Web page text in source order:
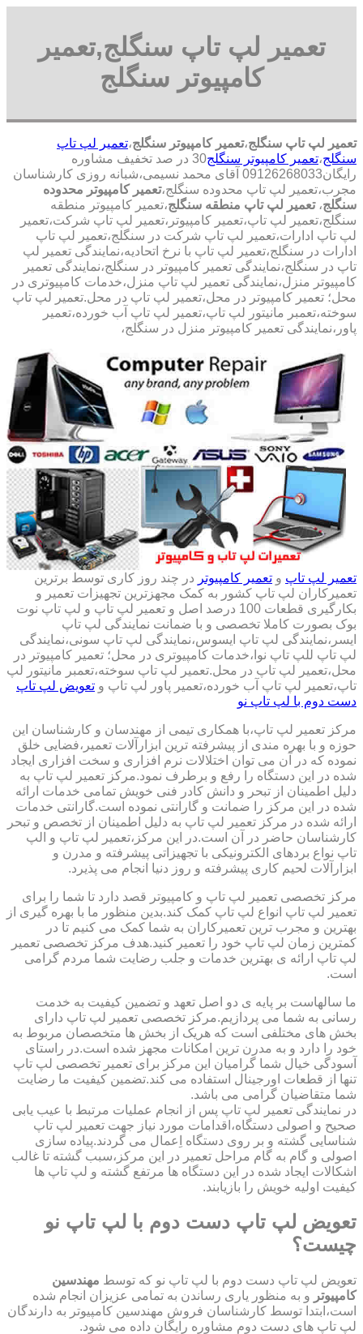
تعمیر لپ تاپ سنگلج,تعمیر
کامپیوتر سنگلج
تعمیر لپ تاپ سنگلج،تعمیر کامپیوتر سنگلج،تعمیر لپ تاپ
سنگلج،تعمیر کامپیوتر سنگلج
30 در صد تخفیف مشاوره
رایگان09126268033 آقای محمد نسیمی،شبانه روزی کارشناسان
مجرب،تعمیر لپ تاپ محدوده سنگلج،تعمیر کامپیوتر محدوده
سنگلج، تعمیر لپ تاپ منطقه سنگلج،تعمیر کامپیوتر منطقه
سنگلج،تعمیر لپ تاپ،تعمیر کامپیوتر،تعمیر لپ تاپ شرکت،تعمیر
لپ تاپ ادارات،تعمیر لپ تاپ شرکت در سنگلج،تعمیر لپ تاپ
ادارات در سنگلج،تعمیر لپ تاپ با نرخ اتحادیه،نمایندگی تعمیر لپ
تاپ در سنگلج،نمایندگی تعمیر کامپیوتر در سنگلج،نمایندگی تعمیر
کامپیوتر منزل،نمایندگی تعمیر لپ تاپ منزل،خدمات کامپیوتری در
محل؛ تعمیر کامپیوتر در محل،تعمیر لپ تاپ در محل.تعمیر لپ تاپ
سوخته،تعمبر مانیتور لپ تاپ،تعمیر لپ تاپ آب خورده،تعمیر
پاور،نمایندگی تعمیر کامپیوتر منزل در سنگلج،
تعمیر لپ تاپ و تعمیر کامپیوتر در چند روز کاری توسط برترین
تعمیرکاران لپ تاپ کشور به کمک مجهزترین تجهیزات تعمیر و
بکارگیری قطعات 100 درصد اصل و تعمیر لپ تاپ و لپ تاپ نوت
بوک بصورت کاملا تخصصی و با ضمانت نمایندگی لپ تاپ
ایسر،نمایندگی لپ تاپ ایسوس،نمایندگی لپ تاپ سونی،نمایندگی
لپ تاپ للپ تاپ نوا،خدمات کامپیوتری در محل؛ تعمیر کامپیوتر در
محل،تعمیر لپ تاپ در محل.تعمیر لپ تاپ سوخته،تعمبر مانیتور لپ
تاپ،تعمیر لپ تاپ آب خورده،تعمیر پاور لپ تاپ و تعویض لپ تاپ
دست دوم با لپ تاپ نو
مرکز تعمیر لپ تاپ،با همکاری تیمی از مهندسان و کارشناسان این
حوزه و با بهره مندی از پیشرفته ترین ابزارآلات تعمیر،فضایی خلق
نموده که در آن می توان اختلالات نرم افزاری و سخت افزاری ایجاد
شده در این دستگاه را رفع و برطرف نمود.مرکز تعمیر لپ تاپ به
دلیل اطمینان از تبحر و دانش کادر فنی خویش تمامی خدمات ارائه
شده در این مرکز را ضمانت و گارانتی نموده است.گارانتی خدمات
ارائه شده در مرکز تعمیر لپ تاپ به دلیل اطمینان از تخصص و تبحر
کارشناسان حاضر در آن است.در این مرکز،تعمیر لپ تاپ و الپ
تاپ نواع بردهای الکترونیکی با تجهیزاتی پیشرفته و مدرن و
ابزارآلات لحیم کاری پیشرفته و روز دنیا انجام می پذیرد.
مرکز تخصصی تعمیر لپ تاپ و کامپیوتر قصد دارد تا شما را برای
تعمیر لپ تاپ انواع لپ تاپ کمک کند.بدین منظور ما با بهره گیری از
بهترین و مجرب ترین تعمیرکاران به شما کمک می کنیم تا در
کمترین زمان لپ تاپ خود را تعمیر کنید.هدف مرکز تخصصی تعمیر
لپ تاپ ارائه ی بهترین خدمات و جلب رضایت شما مردم گرامی
است.
ما سالهاست بر پایه ی دو اصل تعهد و تضمین کیفیت به خدمت
رسانی به شما می پردازیم.مرکز تخصصی تعمیر لپ تاپ دارای
بخش های مختلفی است که هریک از بخش ها متخصصان مربوط به
خود را دارد و به مدرن ترین امکانات مجهز شده است.در راستای
آسودگی خیال شما گرامیان این مرکز برای تعمیر تخصصی لپ تاپ
تنها از قطعات اورجینال استفاده می کند.تضمین کیفیت ما رضایت
شما متقاضیان گرامی می باشد.
در نمایندگی تعمیر لپ تاپ پس از انجام عملیات مرتبط با عیب یابی
صحیح و اصولی دستگاه،اقدامات مورد نیاز جهت تعمیر لپ تاپ
شناسایی گشته و بر روی دستگاه اِعمال می گردند.پیاده سازی
اصولی و گام به گام مراحل تعمیر در این مرکز،سبب گشته تا غالب
اشکالات ایجاد شده در این دستگاه ها مرتفع گشته و لپ تاپ ها
کیفیت اولیه خویش را بازیابند.
تعویض لپ تاپ دست دوم با لپ تاپ نو
چیست؟
تعویض لپ تاپ دست دوم با لپ تاپ نو که توسط مهندسین
کامپیوتر و به منظور یاری رساندن به تمامی عزیزان انجام شده
است،ابتدا توسط کارشناسان فروش مهندسین کامپیوتر به دارندگان
لپ تاپ های دست دوم مشاوره رایگان داده می شود.